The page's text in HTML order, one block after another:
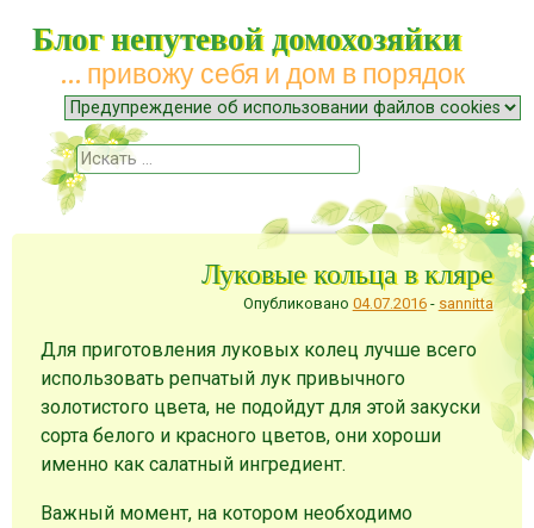
Блог непутевой домохозяйки
… привожу себя и дом в порядок
Меню
Наверх
Поиск
Луковые кольца в кляре
Опубликовано 04.07.2016- sannitta
Для приготовления луковых колец лучше всего
использовать репчатый лук привычного
золотистого цвета, не подойдут для этой закуски
сорта белого и красного цветов, они хороши
именно как салатный ингредиент.
Важный момент, на котором необходимо